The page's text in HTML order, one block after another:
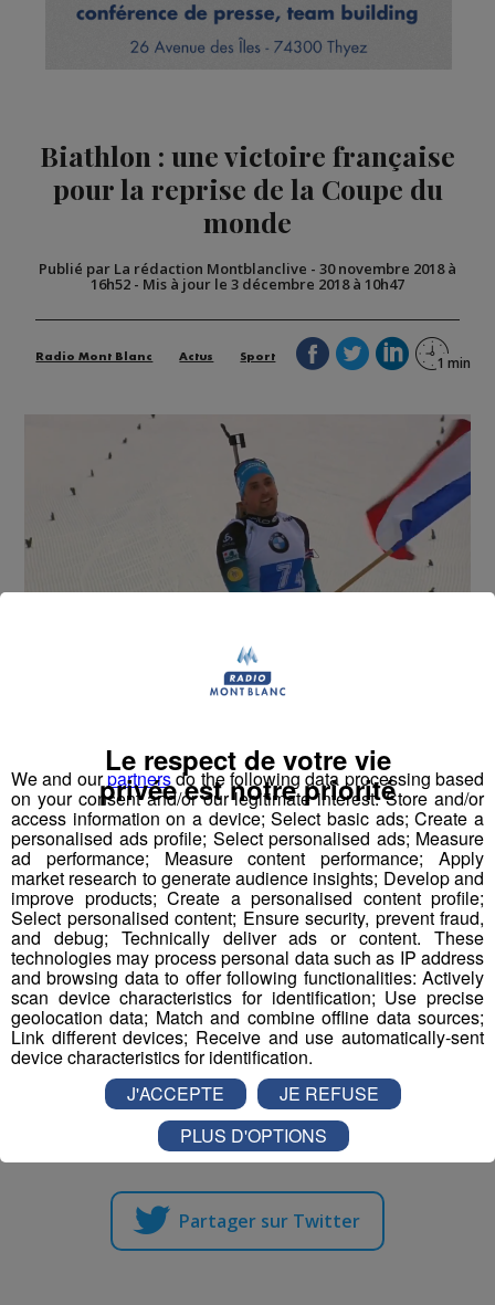
Biathlon : une victoire française
pour la reprise de la Coupe du
monde
Publié par La rédaction Montblanclive - 30 novembre 2018 à
16h52 - Mis à jour le 3 décembre 2018 à 10h47
Radio Mont Blanc Actus Sport
L’équipe française de biathlon s’est imposée au terme du
Anaïs Bescond, Justine Braisaz, Martin Fourcade et
Simon Desthieuxont été plus rapides que les Suisses
et les Italiens.
La veille, le duoAntonin Guigonnat / Anaïs
Chevalieravait pris la quatrième place du relais mixte
simple.
Cette première étape de Coupe du monde va se
poursuivre toute cette semaine. Les hommes seront en
piste mercredi pour l'individuel avant les femmes, jeudi.
Partager sur Facebook
Partager sur Twitter
We and ourpartnersdo the following data processing based
on your consent and/or our legitimate interest: Store and/or
access information on a device; Select basic ads; Create a
personalised ads profile; Select personalised ads; Measure
ad performance; Measure content performance; Apply
market research to generate audience insights; Develop and
improve products; Create a personalised content profile;
Select personalised content; Ensure security, prevent fraud,
and debug; Technically deliver ads or content. These
technologies may process personal data such as IP address
and browsing data to offer following functionalities: Actively
scan device characteristics for identification; Use precise
geolocation data; Match and combine offline data sources;
Link different devices; Receive and use automatically-sent
device characteristics for identification.
Le respect de votre vie
privée est notre priorité
J'ACCEPTE
JE REFUSE
PLUS D'OPTIONS